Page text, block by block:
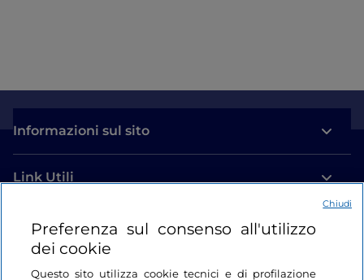
Informazioni sul sito
Link Utili
Login
Restiamo in contatto
Preferenza sul consenso all'utilizzo
dei cookie
Questo sito utilizza cookie tecnici e di profilazione
Chiudi